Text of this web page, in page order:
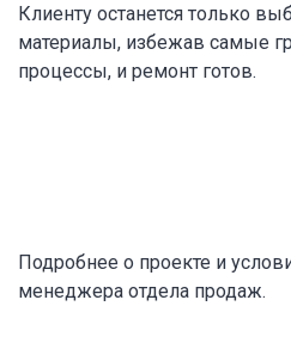
Клиенту останется только
материалы, избежав самые
процессы, и ремонт готов.
Подробнее о проекте и
менеджера отдела продаж.